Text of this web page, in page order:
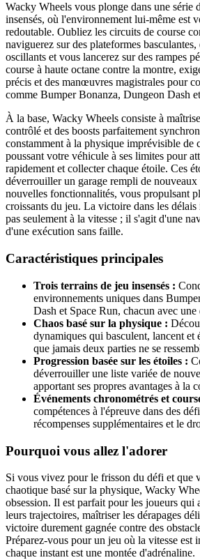
Wacky Wheels vous plonge dans une série
insensés, où l'environnement lui-même est
redoutable. Oubliez les circuits de course
naviguerez sur des plateformes
oscillants et vous lancerez sur des rampes
course à haute octane contre la montre,
précis et des manœuvres magistrales pour
comme Bumper Bonanza, Dungeon Dash
À la base, Wacky Wheels consiste à
contrôlé et des boosts parfaitement
constamment à la physique imprévisible de
poussant votre véhicule à ses limites pour
rapidement et collecter chaque étoile. Ces
déverrouiller un garage rempli de nouveaux
nouvelles fonctionnalités, vous propulsant
croissants du jeu. La victoire dans les délais
pas seulement à la vitesse ; il s'agit d'une
d'une exécution sans faille.
Caractéristiques principales
Trois terrains de jeu insensés :
environnements uniques dans
Dash et Space Run, chacun avec
Chaos basé sur la physique :
dynamiques qui basculent, lancent et
que jamais deux parties ne se
Progression basée sur les étoiles :
déverrouiller une liste variée de
apportant ses propres avantages à la
Événements chronométrés et
compétences à l'épreuve dans des
récompenses supplémentaires et le
Pourquoi vous allez l'adorer
Si vous vivez pour le frisson du défi et que
chaotique basé sur la physique, Wacky
obsession. Il est parfait pour les joueurs qui
leurs trajectoires, maîtriser les dérapages
victoire durement gagnée contre des
Préparez-vous pour un jeu où la vitesse est
chaque instant est une montée d'adrénaline.